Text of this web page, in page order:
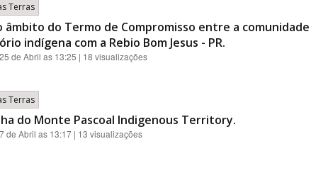
Terras
âmbito do Termo de Compromisso entre a
indígena com a Rebio Bom Jesus - PR.
25 de Abril as 13:25 | 18 visualizações
Terras
do Monte Pascoal Indigenous Territory.
7 de Abril as 13:17 | 13 visualizações